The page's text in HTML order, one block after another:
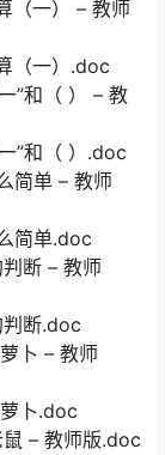
（一） – 教师
（一）.doc
”和（ ） – 教
”和（ ）.doc
简单 – 教师
简单.doc
断 – 教师
判断.doc
卜 – 教师
卜.doc
鼠 – 教师版.doc